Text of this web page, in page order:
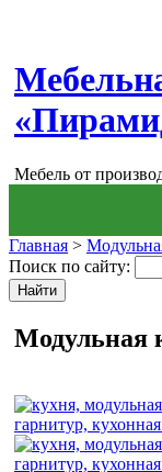
Мебель от
Главная >
Поиск по сайту: